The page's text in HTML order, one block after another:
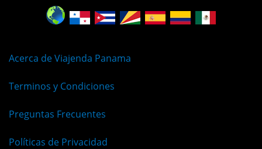
Acerca de Viajenda Panama
Terminos y Condiciones
Preguntas Frecuentes
Políticas de Privacidad